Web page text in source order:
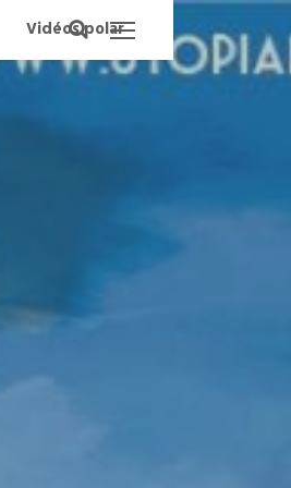
Vidéos polar